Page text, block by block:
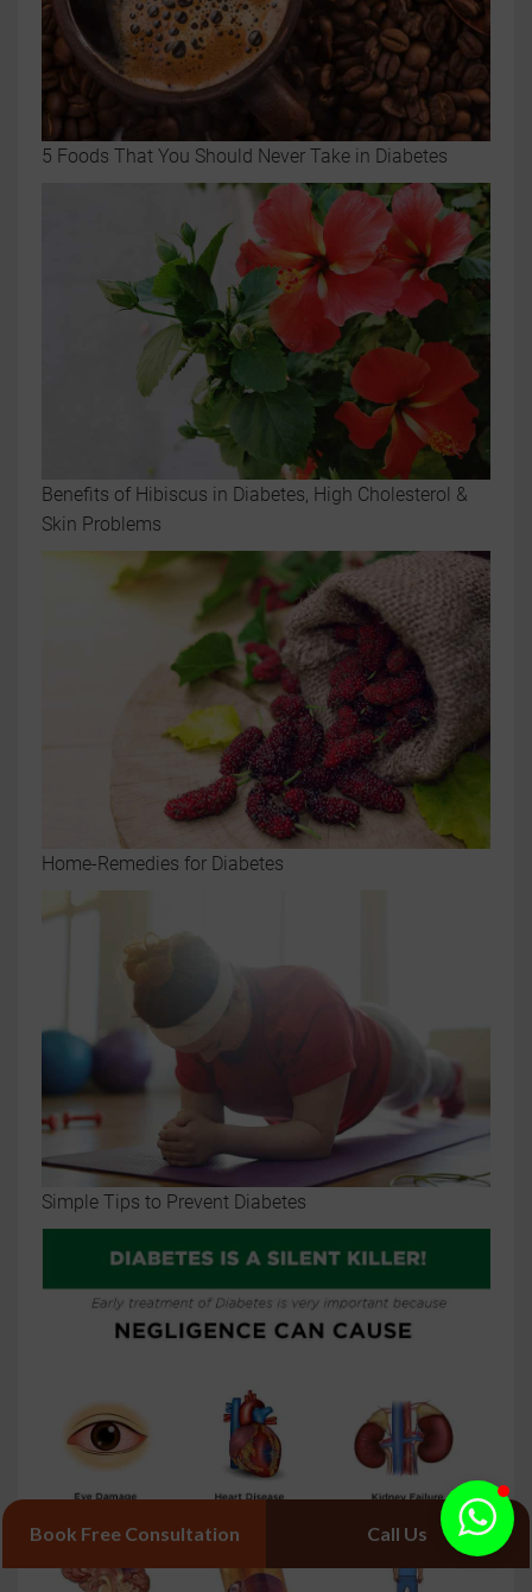
5 Foods That You Should Never Take in Diabetes
Benefits of Hibiscus in Diabetes, High Cholesterol &
Skin Problems
Home-Remedies for Diabetes
Simple Tips to Prevent Diabetes
Book Free Consultation Call Us